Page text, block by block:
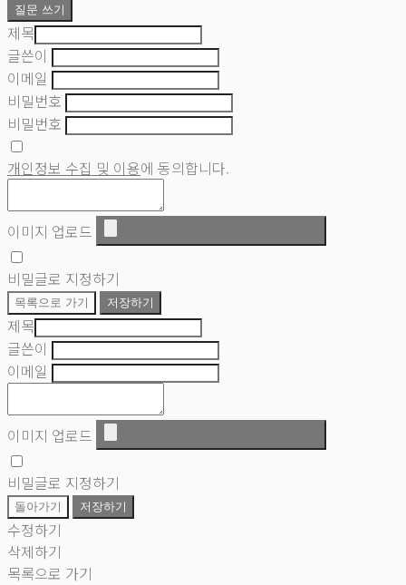
질문 쓰기
제목
글쓴이
이메일
비밀번호
비밀번호
개인정보 수집 및 이용에 동의합니다.
이미지 업로드
비밀글로 지정하기
목록으로 가기 저장하기
제목
글쓴이
이메일
이미지 업로드
비밀글로 지정하기
돌아가기 저장하기
수정하기
삭제하기
목록으로 가기